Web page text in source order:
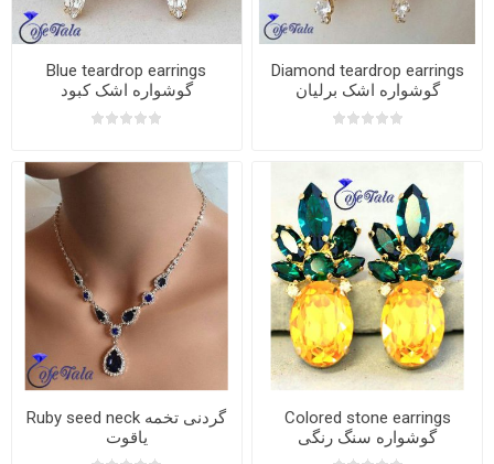
Blue teardrop earrings
گوشواره اشک کبود
Diamond teardrop earrings
گوشواره اشک برلیان
Ruby seed neck گردنی تخمه
یاقوت
Colored stone earrings
گوشواره سنگ رنگی